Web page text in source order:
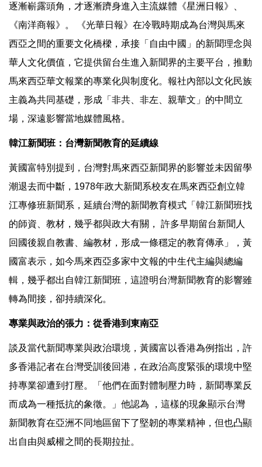
逐漸嶄露頭角，才逐漸躋身進入主流媒體《星洲日報》、
《南洋商報》。 《光華日報》在冷戰時期成為台灣與馬來
西亞之間的重要文化橋樑，承接「自由中國」的新聞理念與
華人文化價值，它提供留台生進入新聞界的主要平台，推動
馬來西亞華文報業的專業化與制度化。報社內部以文化民族
主義為共同基礎，形成「非共、非左、親華文」的中間立
場，深遠影響當地媒體風格。
韓江新聞班：台灣新聞教育的延續線
黃國富特別提到，台灣對馬來西亞新聞界的影響並未因留學
潮退去而中斷，1978年政大新聞系校友在馬來西亞創立韓
江專修班新聞系，延續台灣的新聞教育模式「韓江新聞班找
的師資、教材，幾乎都與政大有關， 許多早期留台新聞人
回國後親自教書、編教材，形成一條穩定的教育傳承」，黃
國富表示，如今馬來西亞多家中文報的中生代主編與總編
輯，幾乎都出自韓江新聞班，這證明台灣新聞教育的影響雖
轉為間接，卻持續深化。
專業與政治的張力：從香港到東南亞
談及當代新聞專業與政治環境，黃國富以香港為例指出，許
多香港記者在台灣受訓後回港，在政治高度緊張的環境中堅
持專業卻遭到打壓。「他們在面對體制壓力時，新聞專業反
而成為一種抵抗的象徵。」他認為 ，這樣的現象顯示台灣
新聞教育在亞洲不同地區留下了堅韌的專業精神，但也凸顯
出自由與威權之間的長期拉扯。